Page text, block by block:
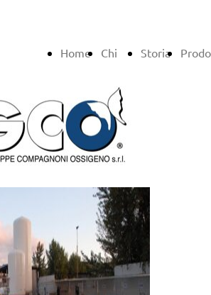
Home Chi
siamo
Storia